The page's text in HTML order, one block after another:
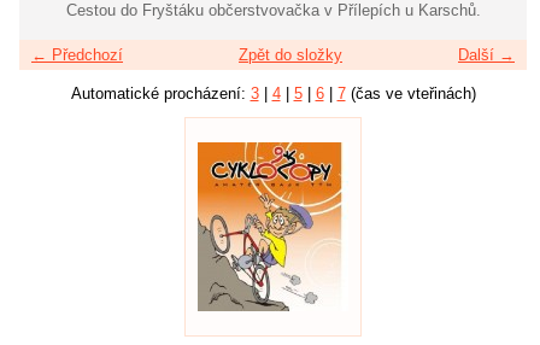
Cestou do Fryštáku občerstvovačka v Přílepích u Karschů.
← Předchozí Další →
Zpět do složky
Automatické procházení: 3| 4| 5| 6| 7(čas ve vteřinách)